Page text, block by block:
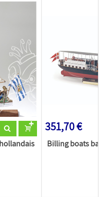
351,70 €
Billing boats